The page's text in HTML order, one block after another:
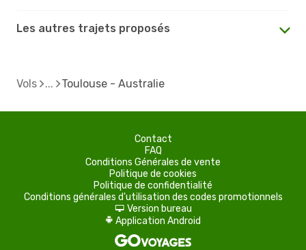
Les autres trajets proposés
Vols Toulouse - Australie
Contact
FAQ
Conditions Générales de vente
Politique de cookies
Politique de confidentialité
Conditions générales d'utilisation des codes promotionnels
d Version bureau
A Application Android